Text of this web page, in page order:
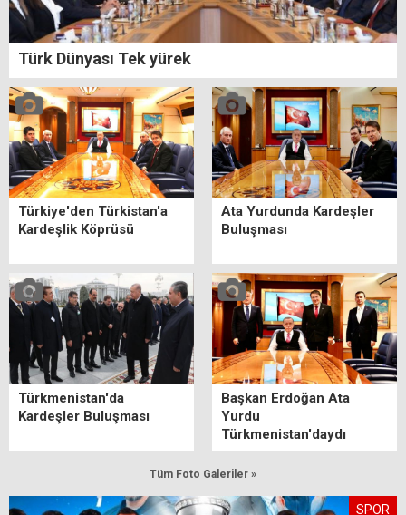
Türk Dünyası Tek yürek
Türkiye'den Türkistan'a
Kardeşlik Köprüsü
Ata Yurdunda Kardeşler
Buluşması
Türkmenistan'da
Kardeşler Buluşması
Başkan Erdoğan Ata
Yurdu
Türkmenistan'daydı
Tüm Foto Galeriler »
SPOR